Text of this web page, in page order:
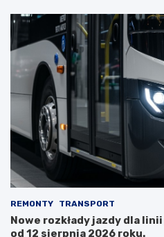
REMONTY TRANSPORT
Nowe rozkłady jazdy dla
od 12 sierpnia 2026 roku.